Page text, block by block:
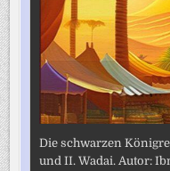
Die schwarzen
und II. Wadai. Autor: